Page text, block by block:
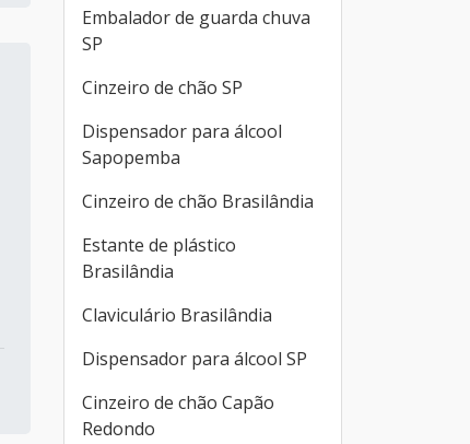
Embalador de guarda chuva
SP
Cinzeiro de chão SP
Dispensador para álcool
Sapopemba
Cinzeiro de chão Brasilândia
Estante de plástico
Brasilândia
Claviculário Brasilândia
Dispensador para álcool SP
Cinzeiro de chão Capão
Redondo